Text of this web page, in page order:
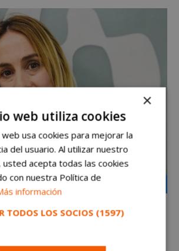
×
web utiliza cookies
usa cookies para mejorar la
del usuario. Al utilizar nuestro
acepta todas las cookies
con nuestra Política de
información
TODOS LOS SOCIOS (1597)